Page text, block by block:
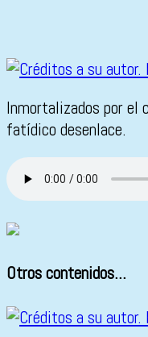
Inmortalizados por el
fatídico desenlace.
Otros contenidos...